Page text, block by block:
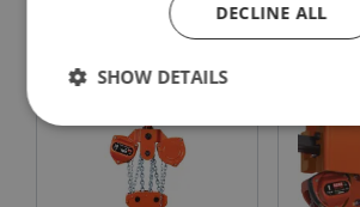
Markering:
Veiligheidsfactor:
DECLINE ALL
SHOW DETAILS